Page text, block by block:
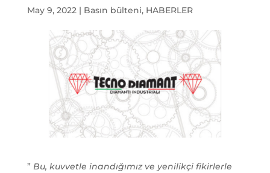
May 9, 2022| Basın bülteni, HABERLER
” Bu, kuvvetle inandığımız ve yenilikçi fikirlerle